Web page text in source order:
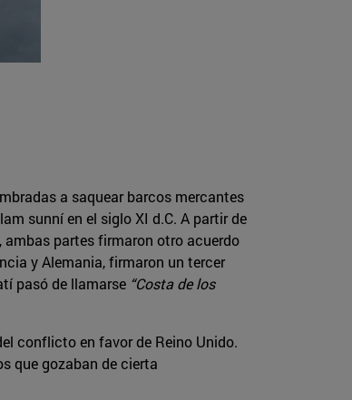
a saquear barcos mercantes
sunní en el siglo XI d.C. A partir de
ambas partes firmaron otro acuerdo
y Alemania, firmaron un tercer
pasó de llamarse “Costa de los
conflicto en favor de Reino Unido.
que gozaban de cierta